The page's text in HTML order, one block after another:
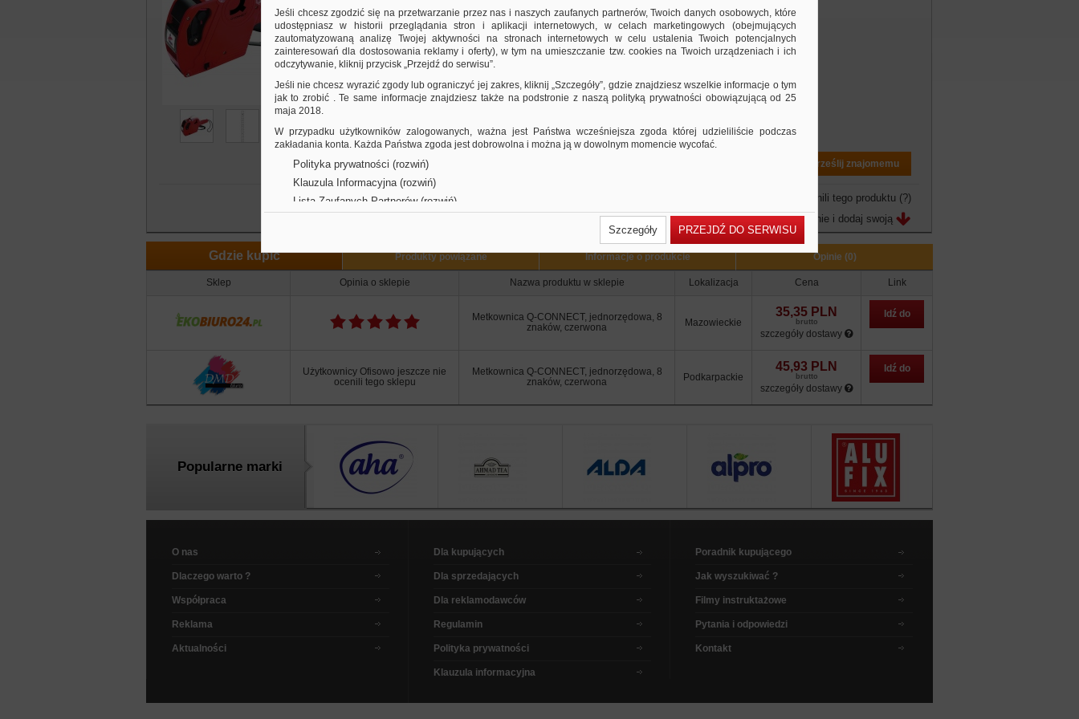
wymiary: 225x135x40mm
wymiar etykietki: 21x12mm
kolor czerwony
Prześlij znajomemu
Użytkownicy Ofisowo jeszcze nie ocenili tego produktu (?)
Zobacz opinie i dodaj swoją
Gdzie kupić Produkty powiązane Informacje o produkcie Opinie (0)
Sklep Opinia o sklepie Nazwa produktu w sklepie Lokalizacja Cena Link
Metkownica Q-CONNECT, jednorzędowa, 8
znaków, czerwona
Mazowieckie
35,35 PLN
brutto
szczegóły dostawy
Idź do
Użytkownicy Ofisowo jeszcze nie
ocenili tego sklepu
Metkownica Q-CONNECT, jednorzędowa, 8
znaków, czerwona
Podkarpackie
45,93 PLN
brutto
szczegóły dostawy
Idź do
Popularne marki
O nas
Dlaczego warto ?
Współpraca
Reklama
Aktualności
Dla kupujących
Dla sprzedających
Dla reklamodawców
Regulamin
Polityka prywatności
Klauzula informacyjna
Poradnik kupującego
Jak wyszukiwać ?
Filmy instruktażowe
Pytania i odpowiedzi
Kontakt
Jeśli chcesz zgodzić się na przetwarzanie przez nas i naszych zaufanych partnerów, Twoich danych osobowych, które
udostępniasz w historii przeglądania stron i aplikacji internetowych, w celach marketingowych (obejmujących
zautomatyzowaną analizę Twojej aktywności na stronach internetowych w celu ustalenia Twoich potencjalnych
zainteresowań dla dostosowania reklamy i oferty), w tym na umieszczanie tzw. cookies na Twoich urządzeniach i ich
odczytywanie, kliknij przycisk „Przejdź do serwisu”.
Jeśli nie chcesz wyrazić zgody lub ograniczyć jej zakres, kliknij „Szczegóły”, gdzie znajdziesz wszelkie informacje o tym
jak to zrobić . Te same informacje znajdziesz także na podstronie z naszą polityką prywatności obowiązującą od 25
maja 2018.
W przypadku użytkowników zalogowanych, ważna jest Państwa wcześniejsza zgoda której udzieliliście podczas
zakładania konta. Każda Państwa zgoda jest dobrowolna i można ją w dowolnym momencie wycofać.
Polityka prywatności (rozwiń)
Klauzula Informacyjna (rozwiń)
Lista Zaufanych Partnerów (rozwiń)
Szczegóły PRZEJDŹ DO SERWISU